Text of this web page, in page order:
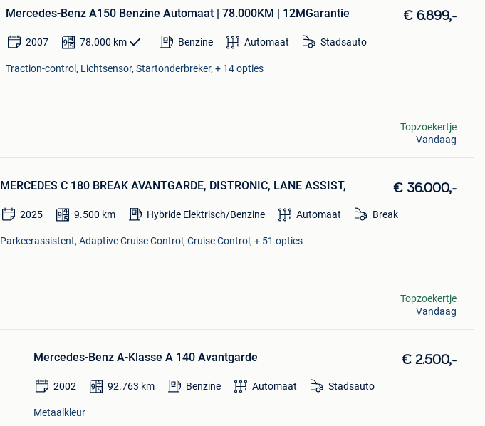
Mercedes-Benz A150 Benzine Automaat | 78.000KM | 12MGarantie € 6.899,-
2007 78.000 km Benzine Automaat Stadsauto
Traction-control, Lichtsensor, Startonderbreker, + 14 opties
Topzoekertje
Vandaag
MERCEDES C 180 BREAK AVANTGARDE, DISTRONIC, LANE ASSIST, € 36.000,-
2025 9.500 km Hybride Elektrisch/Benzine Automaat Break
Parkeerassistent, Adaptive Cruise Control, Cruise Control, + 51 opties
Topzoekertje
Vandaag
Mercedes-Benz A-Klasse A 140 Avantgarde € 2.500,-
2002 92.763 km Benzine Automaat Stadsauto
Metaalkleur